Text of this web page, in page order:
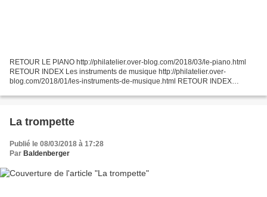
RETOUR LE PIANO http://philatelier.over-blog.com/2018/03/le-piano.html
RETOUR INDEX Les instruments de musique http://philatelier.over-
blog.com/2018/01/les-instruments-de-musique.html RETOUR INDEX
La trompette
Publié le 08/03/2018 à 17:28
Par Baldenberger